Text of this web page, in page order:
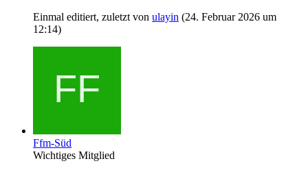
Einmal editiert, zuletzt von ulayin (24. Februar 2026 um
12:14)
Ffm-Süd
Wichtiges Mitglied